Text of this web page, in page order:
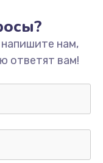
нам,
ответят вам!